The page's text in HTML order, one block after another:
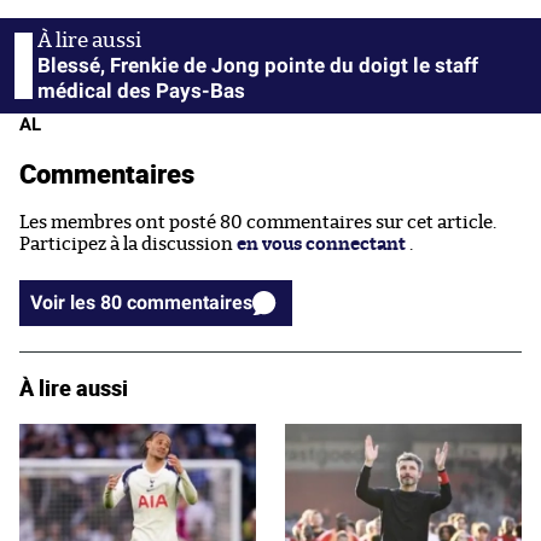
Blessé, Frenkie de Jong pointe du doigt le staff
médical des Pays-Bas
AL
Commentaires
Les membres ont posté 80 commentaires sur cet article.
Participez à la discussion en vous connectant
Voir les 80 commentaires
À lire aussi